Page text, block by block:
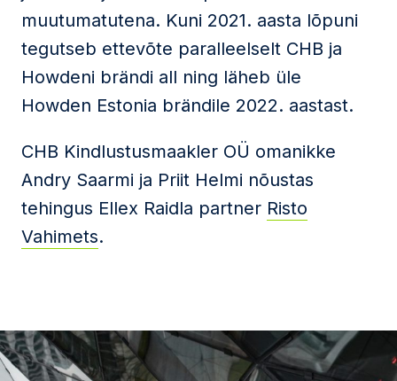
muutumatutena. Kuni 2021. aasta lõpuni
tegutseb ettevõte paralleelselt CHB ja
Howdeni brändi all ning läheb üle
Howden Estonia brändile 2022. aastast.
CHB Kindlustusmaakler OÜ omanikke
Andry Saarmi ja Priit Helmi nõustas
tehingus Ellex Raidla partner Risto
Vahimets.